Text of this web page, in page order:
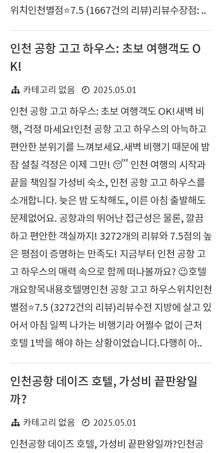
위치인천별점⭐7.5 (1667건의 리뷰)리뷰수장점: ..
인천 공항 고고 하우스: 초보 여행객도 O
K!
카테고리 없음
2025.05.01
인천 공항 고고 하우스: 초보 여행객도 OK!새벽 비
행, 걱정 마세요!인천 공항 고고 하우스의 아늑하고
편안한 분위기를 느껴보세요.새벽 비행기 때문에 밤
잠 설칠 걱정은 이제 그만! 😴 인천 여행의 시작과
끝을 책임질 가성비 숙소, 인천 공항 고고 하우스를
소개합니다. 늦은 밤 도착해도, 이른 아침 출발해도
문제없어요. 공항과의 뛰어난 접근성은 물론, 깔끔
하고 편안한 객실까지! 3272개의 리뷰와 7.5점의 높
은 평점이 증명하는 만족도! 지금부터 인천 공항 고
고 하우스의 매력 속으로 함께 떠나볼까요? 😉호텔
개요항목내용호텔명인천 공항 고고 하우스위치인천
별점⭐7.5 (3272건의 리뷰)리뷰수전 지방에 살고 있
어서 아침 일찍 나가는 비행기라 어쩔수 없이 근처
호텔 1박을 해야 하는 상황이었습니다.다행히 아..
인천공항 데이즈 호텔, 가성비 끝판왕일
까?
카테고리 없음
2025.05.01
인천공항 데이즈 호텔, 가성비 끝판왕일까?인천공